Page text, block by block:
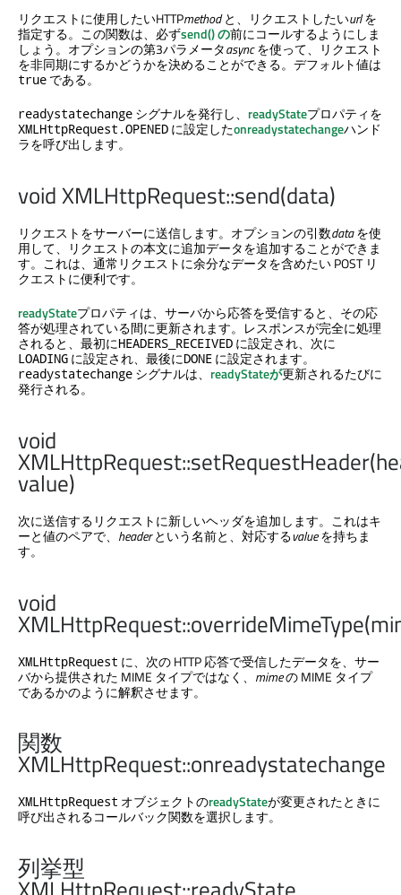
リクエストに使用したいHTTPmethodと、リクエストしたいurlを
指定する。この関数は、必ずsend() の前にコールするようにしま
しょう。オプションの第3パラメータasyncを使って、リクエスト
を非同期にするかどうかを決めることができる。デフォルト値は
true である。
readystatechange シグナルを発行し、 readyStateプロパティを
XMLHttpRequest.OPENED に設定したonreadystatechangeハンド
ラを呼び出します。
void XMLHttpRequest::send(data)
リクエストをサーバーに送信します。オプションの引数dataを使
用して、リクエストの本文に追加データを追加することができま
す。これは、通常リクエストに余分なデータを含めたい POST リ
クエストに便利です。
readyStateプロパティは、サーバから応答を受信すると、その応
答が処理されている間に更新されます。レスポンスが完全に処理
されると、最初にHEADERS_RECEIVED に設定され、次に
LOADING に設定され、最後にDONE に設定されます。
readystatechange シグナルは、 readyStateが更新されるたびに
発行される。
void
value)
次に送信するリクエストに新しいヘッダを追加します。これはキ
ーと値のペアで、 headerという名前と、対応するvalueを持ちま
す。
void
XMLHttpRequest に、次の HTTP 応答で受信したデータを、サー
バから提供された MIME タイプではなく、 mimeの MIME タイプ
であるかのように解釈させます。
関数
XMLHttpRequest::onreadystatechange
XMLHttpRequest オブジェクトのreadyStateが変更されたときに
呼び出されるコールバック関数を選択します。
列挙型